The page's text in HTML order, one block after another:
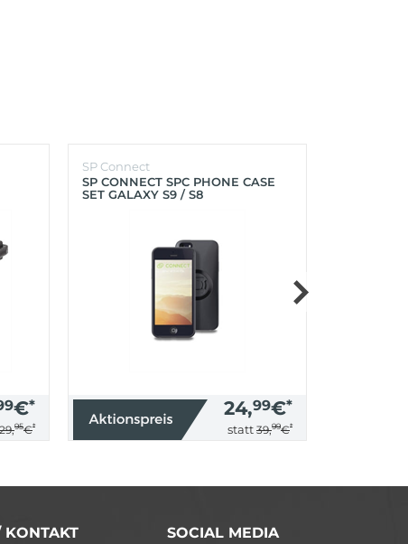
€*
29,95€*
SP Connect
SP CONNECT SPC PHONE CASE
SET GALAXY S9 / S8
24,99€*
statt 39,99€*
KONTAKT SOCIAL MEDIA